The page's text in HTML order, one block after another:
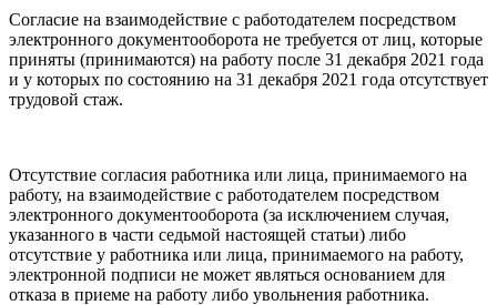
Согласие на взаимодействие с работодателем посредством
электронного документооборота не требуется от лиц, которые
приняты (принимаются) на работу после 31 декабря 2021 года
и у которых по состоянию на 31 декабря 2021 года отсутствует
трудовой стаж.
Отсутствие согласия работника или лица, принимаемого на
работу, на взаимодействие с работодателем посредством
электронного документооборота (за исключением случая,
указанного в части седьмой настоящей статьи) либо
отсутствие у работника или лица, принимаемого на работу,
электронной подписи не может являться основанием для
отказа в приеме на работу либо увольнения работника.